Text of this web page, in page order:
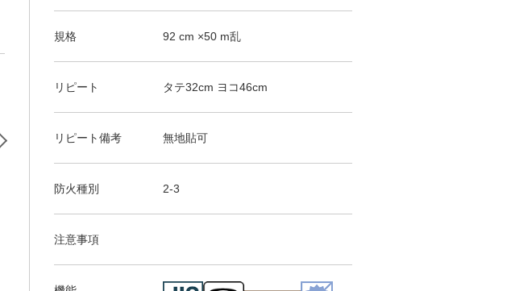
カラーセレクシ
カラーセレクシ
RE55097
カラーセレクシ
RE55098
RE55099
RE55100
規格 92 cm ×50 m乱
リピート タテ32cm ヨコ46cm
リピート備考 無地貼可
防火種別 2-3
注意事項